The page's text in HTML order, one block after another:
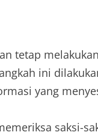
tetap
ini
yang
saksi-